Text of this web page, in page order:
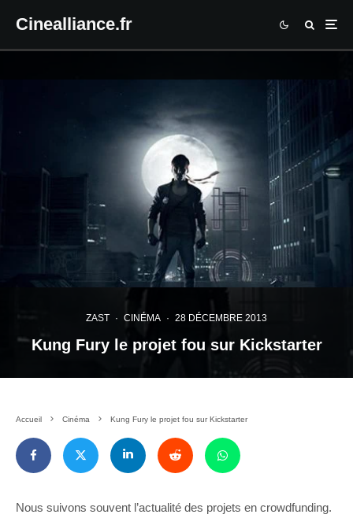
Cinealliance.fr
ZAST · CINÉMA · 28 DÉCEMBRE 2013
Kung Fury le projet fou sur Kickstarter
Accueil Cinéma Kung Fury le projet fou sur Kickstarter
Nous suivons souvent l’actualité des projets en crowdfunding.